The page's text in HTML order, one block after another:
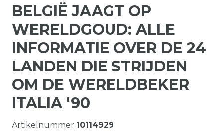
BELGIË JAAGT OP
WERELDGOUD: ALLE
INFORMATIE OVER DE 24
LANDEN DIE STRIJDEN
OM DE WERELDBEKER
ITALIA '90
Artikelnummer 10114929